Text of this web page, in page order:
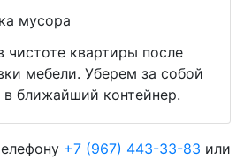
мусора
чистоте квартиры после
мебели. Уберем за собой
ближайший контейнер.
+7 (967) 443-33-83 или